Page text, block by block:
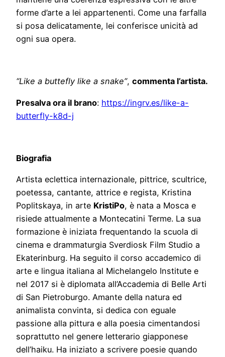
forme d’arte a lei appartenenti. Come una farfalla
si posa delicatamente, lei conferisce unicità ad
ogni sua opera.
“Like a buttefly like a snake”, commenta l’artista.
Presalva ora il brano: https://ingrv.es/like-a-
butterfly-k8d-j
Biografia
Artista eclettica internazionale, pittrice, scultrice,
poetessa, cantante, attrice e regista, Kristina
Poplitskaya, in arte KristiPo, è nata a Mosca e
risiede attualmente a Montecatini Terme. La sua
formazione è iniziata frequentando la scuola di
cinema e drammaturgia Sverdiosk Film Studio a
Ekaterinburg. Ha seguito il corso accademico di
arte e lingua italiana al Michelangelo Institute e
nel 2017 si è diplomata all’Accademia di Belle Arti
di San Pietroburgo. Amante della natura ed
animalista convinta, si dedica con eguale
passione alla pittura e alla poesia cimentandosi
soprattutto nel genere letterario giapponese
dell’haiku. Ha iniziato a scrivere poesie quando